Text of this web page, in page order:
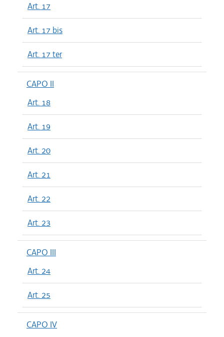
Art. 17
Art. 17 bis
Art. 17 ter
CAPO II
Art. 18
Art. 19
Art. 20
Art. 21
Art. 22
Art. 23
CAPO III
Art. 24
Art. 25
CAPO IV